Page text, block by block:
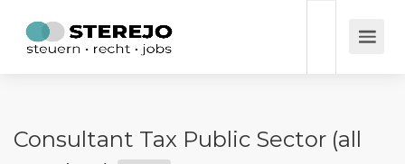
Consultant Tax Public Sector (all